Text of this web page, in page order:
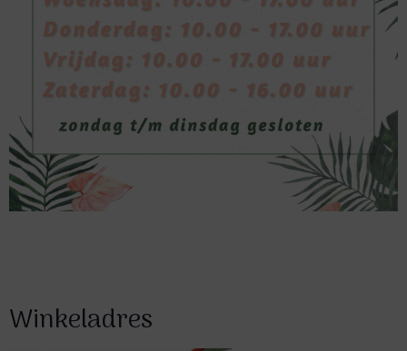
Winkeladres